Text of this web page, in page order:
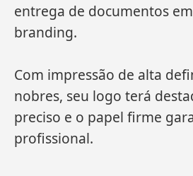
entrega de documentos
branding.
Com impressão de alta
nobres, seu logo terá
preciso e o papel firme
profissional.